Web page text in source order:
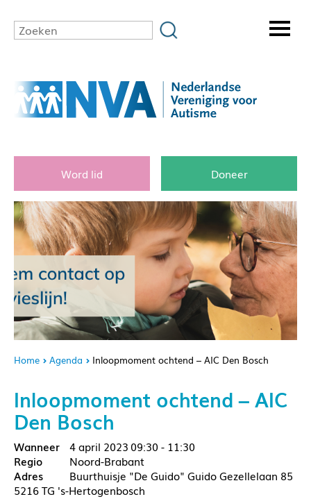
Word lid Doneer
Home Agenda Inloopmoment ochtend – AIC Den Bosch
Inloopmoment ochtend – AIC
Den Bosch
4 april 2023 09:30 - 11:30
Noord-Brabant
Buurthuisje "De Guido" Guido Gezellelaan 85
5216 TG 's-Hertogenbosch